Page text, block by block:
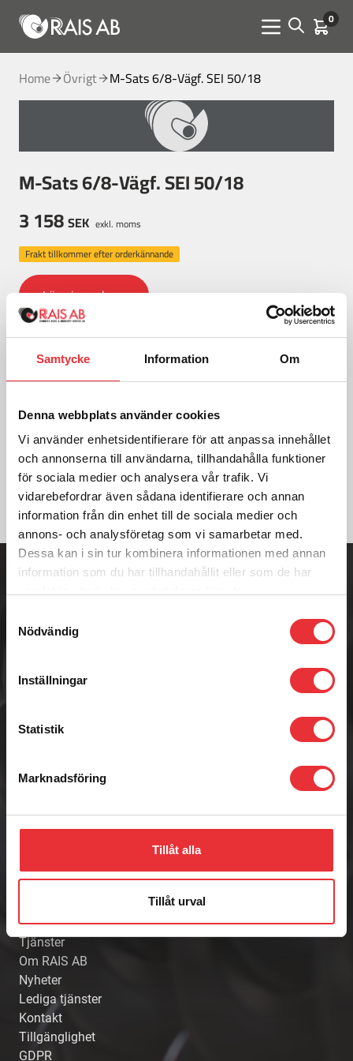
Samtycke Information Om
Denna webbplats använder cookies
Vi använder enhetsidentifierare för att anpassa innehållet
och annonserna till användarna, tillhandahålla funktioner
för sociala medier och analysera vår trafik. Vi
vidarebefordrar även sådana identifierare och annan
information från din enhet till de sociala medier och
annons- och analysföretag som vi samarbetar med.
Dessa kan i sin tur kombinera informationen med annan
information som du har tillhandahållit eller som de har
Nödvändig
Inställningar
Statistik
Marknadsföring
Tillåt alla
Tillåt urval
Menu toggle
Open 0
Home Övrigt M-Sats 6/8-Vägf. SEI 50/18
M-Sats 6/8-Vägf. SEI 50/18
3 158SEK exkl. moms
Frakt tillkommer efter orderkännande
Lägg i varukorg
För mer information om
Övrigt, kontakta oss:
0512-301700
Kontakta oss
Adress
Badenetorp 1,
0512-301700
RAIS AB är en framåtsträvande och foderkunnig
lantbrukare inspiration och förutsättningar till en
Länkar
Produkter
Tjänster
Om RAIS AB
Nyheter
Lediga tjänster
Kontakt
Tillgänglighet
GDPR